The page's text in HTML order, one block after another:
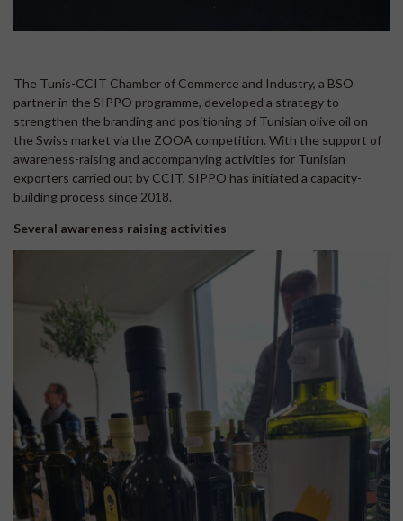
The Tunis-CCIT Chamber of Commerce and Industry, a BSO
partner in the SIPPO programme, developed a strategy to
strengthen the branding and positioning of Tunisian olive oil on
the Swiss market via the ZOOA competition. With the support of
awareness-raising and accompanying activities for Tunisian
exporters carried out by CCIT, SIPPO has initiated a capacity-
building process since 2018.
Several awareness raising activities